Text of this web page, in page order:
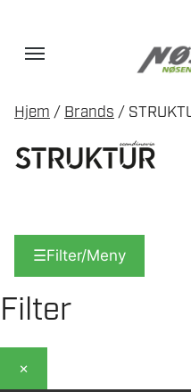
Hjem / Brands /
☰Filter/Meny
Filter
×